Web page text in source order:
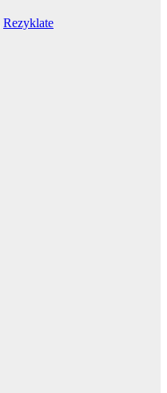
Rezyklate